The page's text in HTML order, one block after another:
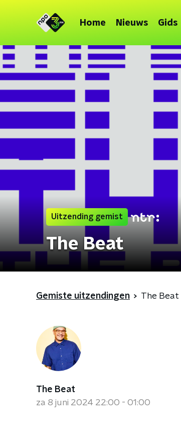
Home Nieuws Gids
Uitzending gemist
The Beat
Gemiste uitzendingen The Beat
The Beat
za 8 juni 2024 22:00 - 01:00